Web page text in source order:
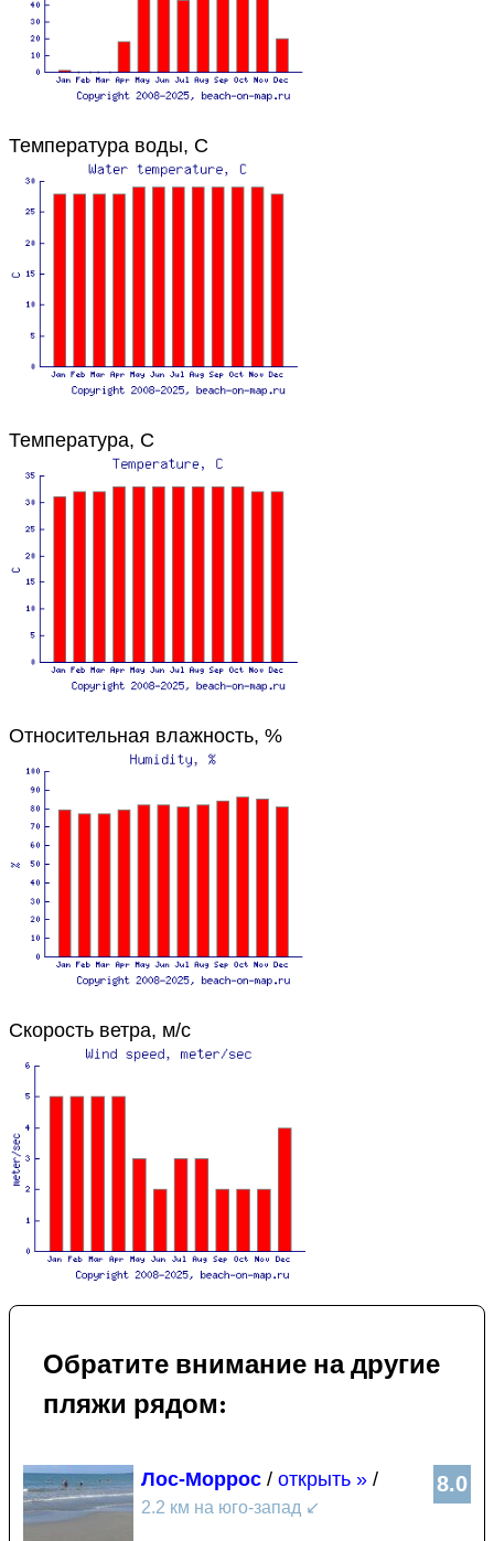
Температура воды, C
Температура, C
Относительная влажность, %
Скорость ветра, м/с
Обратите внимание на другие
пляжи рядом:
8.0
Лос-Моррос / открыть » /
2.2 км на юго-запад ↙